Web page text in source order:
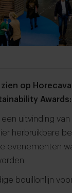
op
Awards:
, een uitvinding
herbruikbare
evenementen
bouillonlijn